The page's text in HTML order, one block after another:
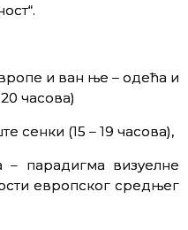
и ван ње – одећа и
часова)
сенки (15 – 19 часова),
– парадигма визуелне
европског средњег